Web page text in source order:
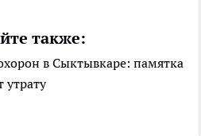
также:
в Сыктывкаре: памятка
утрату